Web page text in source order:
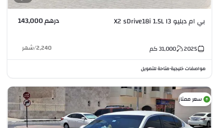
بي ام دبليو X2 sDrive18i 1.5L I3 درهم 143,000
2025
31,000كم 2,240
/شهر
مواصفات خليجية•متاحة للتمويل
سعر ممتاز